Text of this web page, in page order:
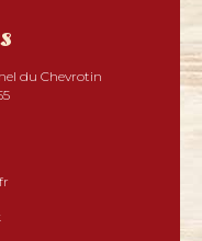
du Chevrotin